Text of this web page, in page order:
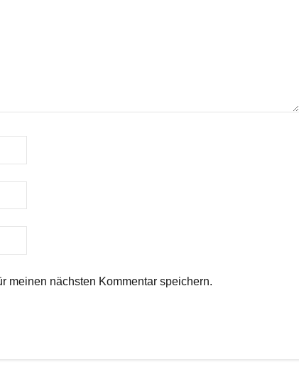
meinen nächsten Kommentar speichern.